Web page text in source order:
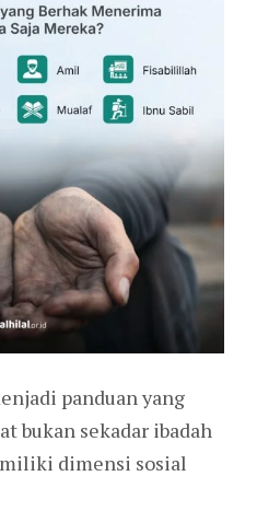
panduan yang
bukan sekadar ibadah
dimensi sosial